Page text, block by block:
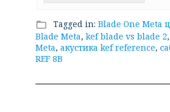
folder_open Tagged in: Blade One Meta
Blade Meta, kef blade vs blade 2,
Meta, акустика kef reference,
REF 8B